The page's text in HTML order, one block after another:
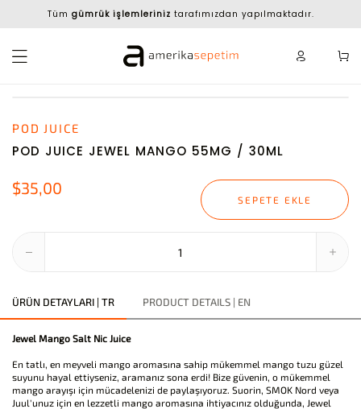
Tüm gümrük işlemleriniz tarafımızdan yapılmaktadır.
POD JUICE
POD JUICE JEWEL MANGO 55MG / 30ML
$35,00
SEPETE EKLE
ÜRÜN DETAYLARI | TR PRODUCT DETAILS | EN
Jewel Mango Salt Nic Juice
En tatlı, en meyveli mango aromasına sahip mükemmel mango tuzu güzel
suyunu hayal ettiyseniz, aramanız sona erdi! Bize güvenin, o mükemmel
mango arayışı için mücadelenizi de paylaşıyoruz. Suorin, SMOK Nord veya
Juul'unuz için en lezzetli mango aromasına ihtiyacınız olduğunda, Jewel